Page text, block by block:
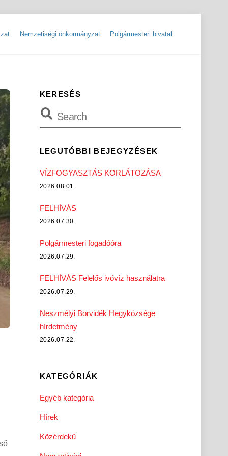
Nemzetiségi önkormányzat Polgármesteri hivatal
KERESÉS
LEGUTÓBBI BEJEGYZÉSEK
VÍZFOGYASZTÁS KORLÁTOZÁSA
2026.08.01.
FELHÍVÁS
2026.07.30.
Polgármesteri fogadóóra
2026.07.29.
FELHÍVÁS Felelős ivóvíz használatra
2026.07.29.
Neszmélyi Borvidék Hegyközsége
hírdetmény
2026.07.22.
KATEGÓRIÁK
Egyéb kategória
Hírek
Közérdekű